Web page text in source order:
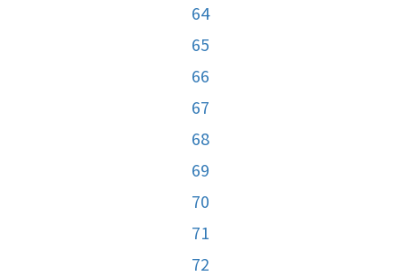
64
65
66
67
68
69
70
71
72